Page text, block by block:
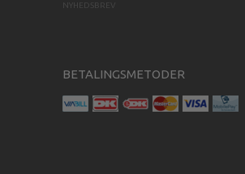
NYHEDSBREV
BETALINGSMETODER